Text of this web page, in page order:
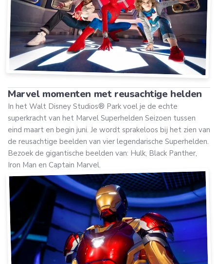
Marvel momenten met reusachtige helden
In het Walt Disney Studios® Park voel je de echte
superkracht van het Marvel Superhelden Seizoen tussen
eind maart en begin juni. Je wordt sprakeloos bij het zien van
de reusachtige beelden van vier legendarische Superhelden.
Bezoek de gigantische beelden van: Hulk, Black Panther,
Iron Man en Captain Marvel.